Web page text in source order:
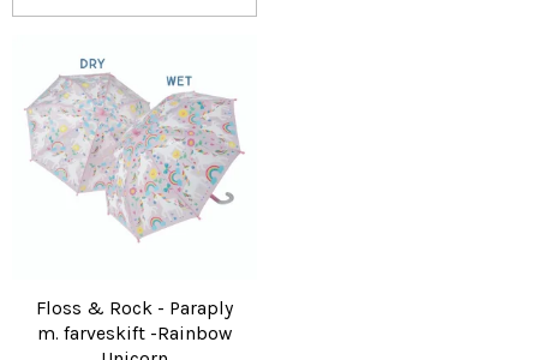
Floss & Rock - Paraply
m. farveskift -Rainbow